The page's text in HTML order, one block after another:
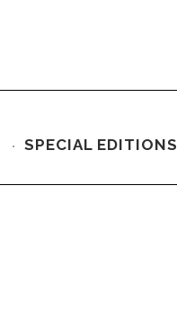
SPECIAL EDITIONS